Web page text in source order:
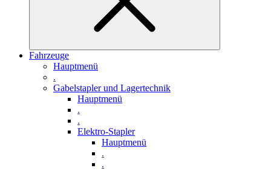
Fahrzeuge
Hauptmenü
.
Gabelstapler und Lagertechnik
Hauptmenü
.
.
Elektro-Stapler
Hauptmenü
.
.